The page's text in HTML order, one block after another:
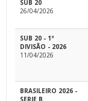
SUB 20
26/04/2026
SUB 20 - 1ª
DIVISÃO - 2026
11/04/2026
BRASILEIRO 2026 -
SERIE B